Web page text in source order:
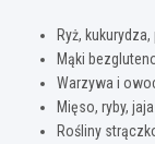
Ryż,
Mąki
Warzywa i
Mięso, ryby, jaja
Rośliny